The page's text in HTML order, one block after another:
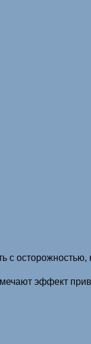
осторожностью,
эффект